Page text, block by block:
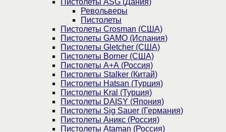
Пистолеты ASG (Дания)
Револьверы
Пистолеты
Пистолеты Crosman (США)
Пистолеты GAMO (Испания)
Пистолеты Gletcher (США)
Пистолеты Borner (США)
Пистолеты А+А (Россия)
Пистолеты Stalker (Китай)
Пистолеты Hatsan (Турция)
Пистолеты Kral (Турция)
Пистолеты DAISY (Япония)
Пистолеты Sig Sauer (Германия)
Пистолеты Аникс (Россия)
Пистолеты Ataman (Россия)